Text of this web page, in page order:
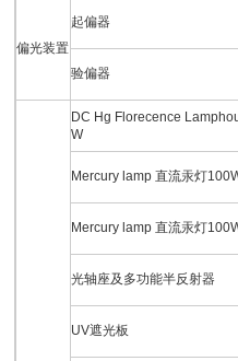
偏光装置
起偏器
验偏器
DC Hg Florecence
W
Mercury lamp 直流汞灯
Mercury lamp 直流汞灯
光轴座及多功能半反射器
UV遮光板